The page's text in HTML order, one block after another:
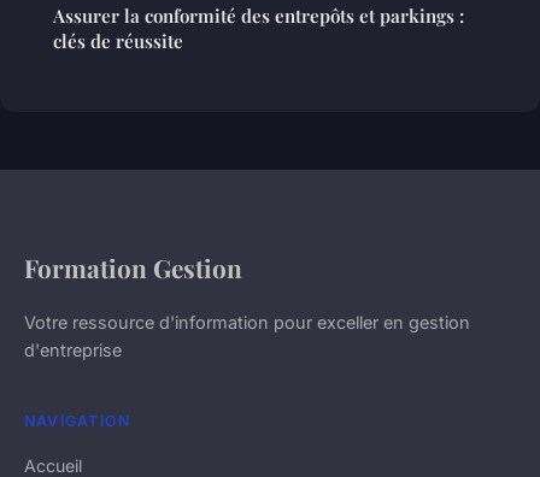
Assurer la conformité des entrepôts et parkings :
clés de réussite
Formation Gestion
Votre ressource d'information pour exceller en gestion
d'entreprise
NAVIGATION
Accueil